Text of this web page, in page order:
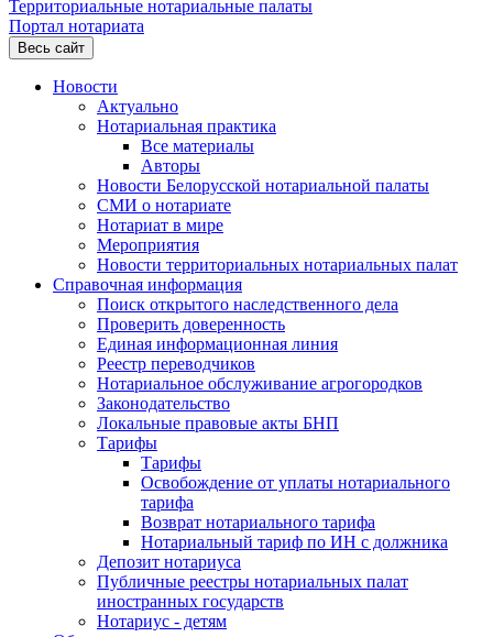
Территориальные нотариальные палаты
Портал нотариата
Весь сайт
Новости
Актуально
Нотариальная практика
Все материалы
Авторы
Новости Белорусской нотариальной палаты
СМИ о нотариате
Нотариат в мире
Мероприятия
Новости территориальных нотариальных палат
Справочная информация
Поиск открытого наследственного дела
Проверить доверенность
Единая информационная линия
Реестр переводчиков
Нотариальное обслуживание агрогородков
Законодательство
Локальные правовые акты БНП
Тарифы
Тарифы
Освобождение от уплаты нотариального
тарифа
Возврат нотариального тарифа
Нотариальный тариф по ИН с должника
Депозит нотариуса
Публичные реестры нотариальных палат
иностранных государств
Нотариус - детям